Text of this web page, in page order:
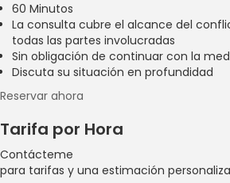
60 Minutos
La consulta cubre el alcance del
todas las partes involucradas
Sin obligación de continuar con la
Discuta su situación en profundidad
Reservar ahora
Tarifa por Hora
Contácteme
para tarifas y una estimación